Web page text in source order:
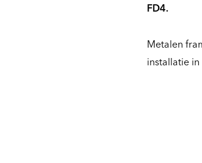
FD4.
Metalen
installatie